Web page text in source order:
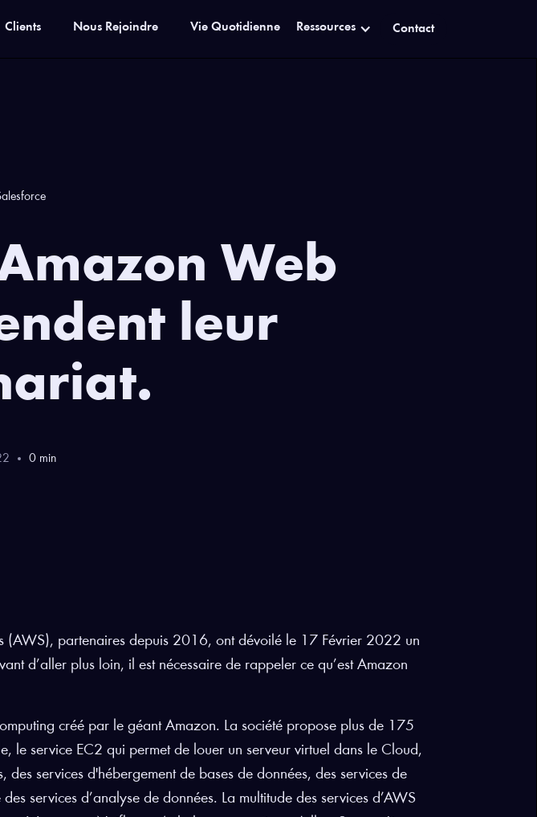
Clients Nous Rejoindre Vie Quotidienne Ressources Contact
Web
leur
0 min
(AWS), partenaires depuis 2016, ont dévoilé le 17 Février 2022 un
d’aller plus loin, il est nécessaire de rappeler ce qu’est Amazon
créé par le géant Amazon. La société propose plus de 175
le service EC2 qui permet de louer un serveur virtuel dans le Cloud,
des services d'hébergement de bases de données, des services de
services d’analyse de données. La multitude des services d’AWS